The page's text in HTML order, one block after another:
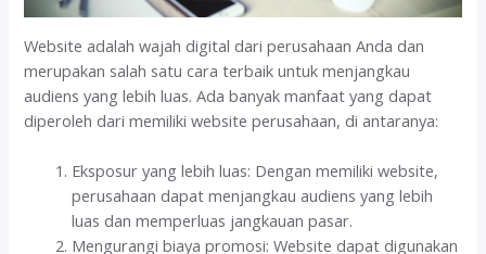
Website adalah wajah digital dari perusahaan Anda dan
merupakan salah satu cara terbaik untuk menjangkau
audiens yang lebih luas. Ada banyak manfaat yang dapat
diperoleh dari memiliki website perusahaan, di antaranya:
Eksposur yang lebih luas: Dengan memiliki website,
perusahaan dapat menjangkau audiens yang lebih
luas dan memperluas jangkauan pasar.
Mengurangi biaya promosi: Website dapat digunakan